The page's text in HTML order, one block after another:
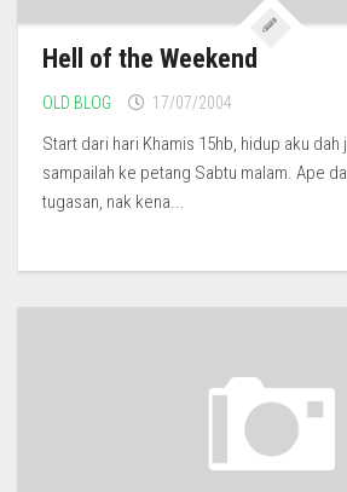
Hell of the Weekend
OLD BLOG 17/07/2004
Start dari hari Khamis 15hb, hidup aku
sampailah ke petang Sabtu malam. Ape
tugasan, nak kena...